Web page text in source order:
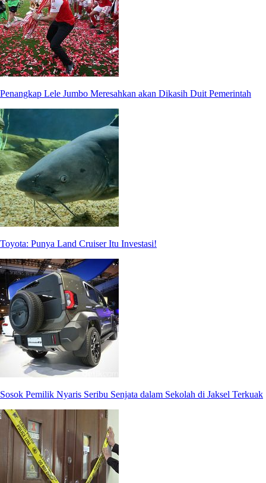
Penangkap Lele Jumbo Meresahkan akan Dikasih Duit Pemerintah
Toyota: Punya Land Cruiser Itu Investasi!
Sosok Pemilik Nyaris Seribu Senjata dalam Sekolah di Jaksel Terkuak